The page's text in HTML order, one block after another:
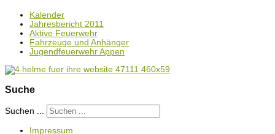
Kalender
Jahresbericht 2011
Aktive Feuerwehr
Fahrzeuge und Anhänger
Jugendfeuerwehr Appen
Suche
Suchen ...
Impressum